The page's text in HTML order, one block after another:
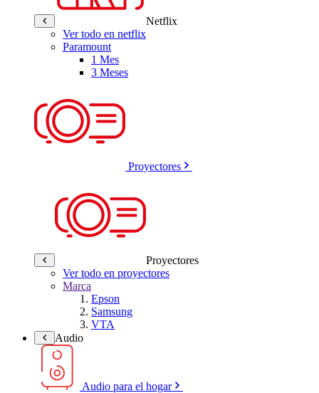
Netflix
Ver todo en netflix
Paramount
1 Mes
3 Meses
Proyectores
Proyectores
Ver todo en proyectores
Marca
Epson
Samsung
VTA
Audio
Audio para el hogar